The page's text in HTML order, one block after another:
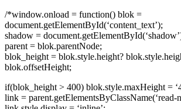
/*window.onload = function() blok =
document.getElementById(‘content_text’);
shadow =
parent = blok.parentNode;
blok_height = blok.style.height?
blok.offsetHeight;
if(blok_height > 400) blok.style.maxHeight =
link = parent.getElementsByClassName(‘read-